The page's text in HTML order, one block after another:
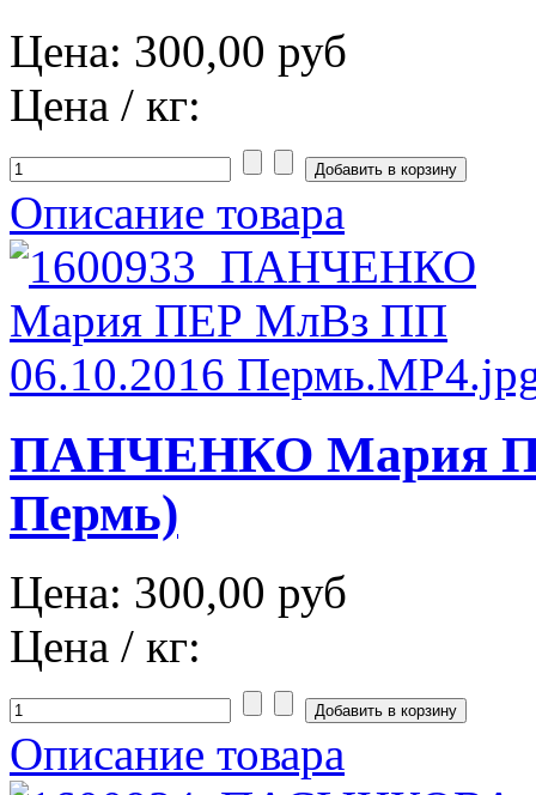
Цена: 300,00 руб
Цена / кг:
Описание товара
ПАНЧЕНКО Мария
Пермь)
Цена: 300,00 руб
Цена / кг:
Описание товара